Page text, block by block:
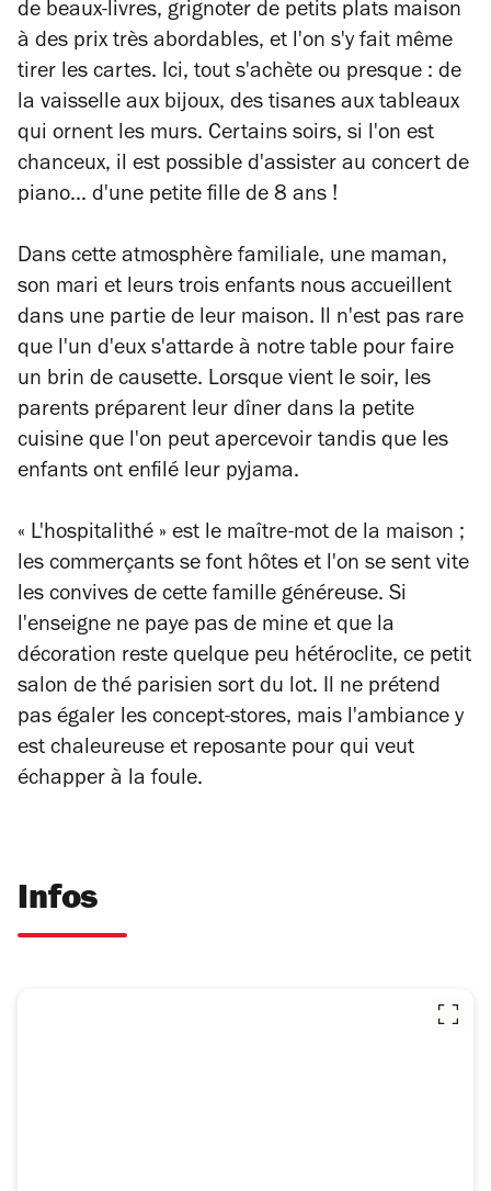
de beaux-livres, grignoter de petits plats maison
à des prix très abordables, et l'on s'y fait même
tirer les cartes. Ici, tout s'achète ou presque : de
la vaisselle aux bijoux, des tisanes aux tableaux
qui ornent les murs. Certains soirs, si l'on est
chanceux, il est possible d'assister au concert de
piano... d'une petite fille de 8 ans !
Dans cette atmosphère familiale, une maman,
son mari et leurs trois enfants nous accueillent
dans une partie de leur maison. Il n'est pas rare
que l'un d'eux s'attarde à notre table pour faire
un brin de causette. Lorsque vient le soir, les
parents préparent leur dîner dans la petite
cuisine que l'on peut apercevoir tandis que les
enfants ont enfilé leur pyjama.
« L'hospitalithé » est le maître-mot de la maison ;
les commerçants se font hôtes et l'on se sent vite
les convives de cette famille généreuse. Si
l'enseigne ne paye pas de mine et que la
décoration reste quelque peu hétéroclite, ce petit
salon de thé parisien sort du lot. Il ne prétend
pas égaler les concept-stores, mais l'ambiance y
est chaleureuse et reposante pour qui veut
échapper à la foule.
Infos